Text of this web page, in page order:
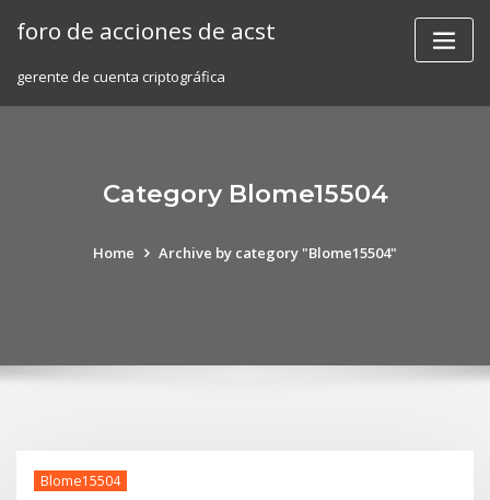
foro de acciones de acst
gerente de cuenta criptográfica
Category Blome15504
Home Archive by category "Blome15504"
Blome15504